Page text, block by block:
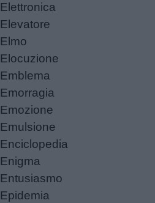
Elettronica
Elevatore
Elmo
Elocuzione
Emblema
Emorragia
Emozione
Emulsione
Enciclopedia
Enigma
Entusiasmo
Epidemia